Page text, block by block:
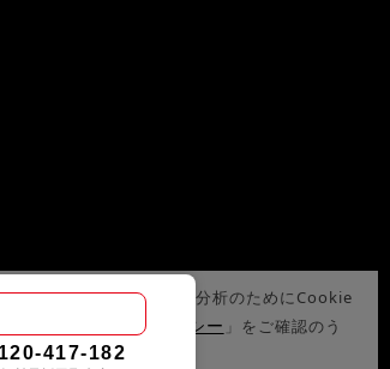
417-182
利便性向上や利用状況の分析のためにCookie
「
プライバシーポリシー 」をご確認のう
意ください。